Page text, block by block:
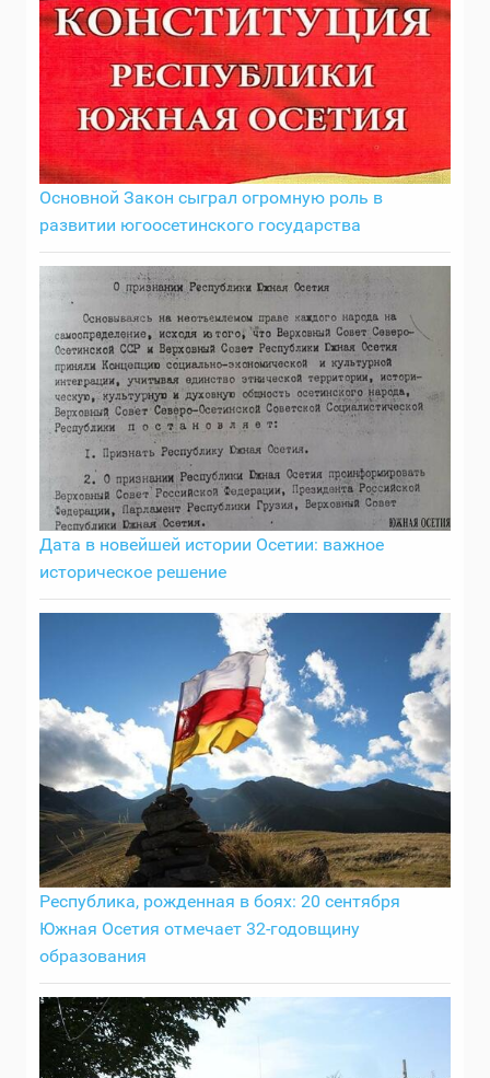
Основной Закон сыграл огромную роль в
развитии югоосетинского государства
Дата в новейшей истории Осетии: важное
историческое решение
Республика, рожденная в боях: 20 сентября
Южная Осетия отмечает 32-годовщину
образования